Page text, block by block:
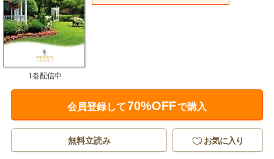
1巻配信中
会員登録して70%OFFで購入
無料立読み お気に入り